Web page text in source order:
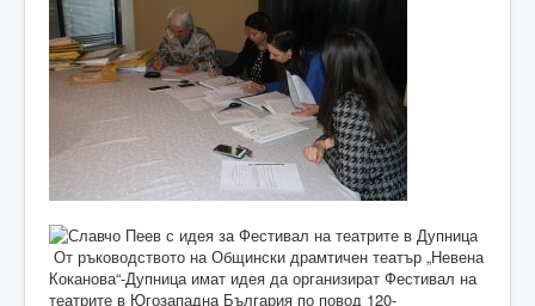
От ръководството на Общински драмтичен театър „Невена
Коканова“-Дупница имат идея да организират Фестивал на
театрите в Югозападна България по повод 120-